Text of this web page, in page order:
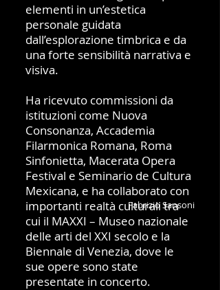
elementi in un’estetica
personale guidata
dall’esplorazione timbrica e da
una forte sensibilità narrativa e
visiva.
Ha ricevuto commissioni da
istituzioni come Nuova
Consonanza, Accademia
Filarmonica Romana, Roma
Sinfonietta, Macerata Opera
Festival e Seminario de Cultura
Mexicana, e ha collaborato con
importanti realtà culturali tra
cui il MAXXI – Museo nazionale
delle arti del XXI secolo e la
Biennale di Venezia, dove le
sue opere sono state
presentate in concerto.
Fabrizio Sansoni